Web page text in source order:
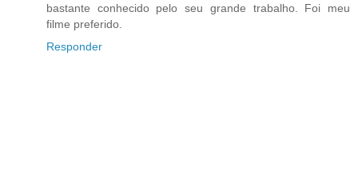
bastante conhecido pelo seu grande trabalho. Foi meu
filme preferido.
Responder